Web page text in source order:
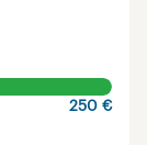
250 €